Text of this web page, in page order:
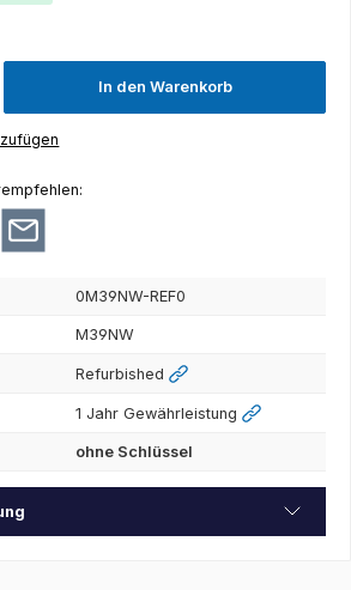
In den Warenkorb
0M39NW-REF0
M39NW
Refurbished
1 Jahr Gewährleistung
ohne Schlüssel